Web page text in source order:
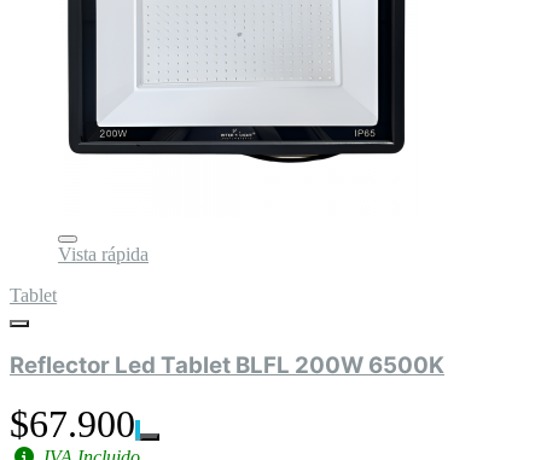
Vista rápida
Tablet
Reflector Led Tablet BLFL 200W 6500K
$67.900